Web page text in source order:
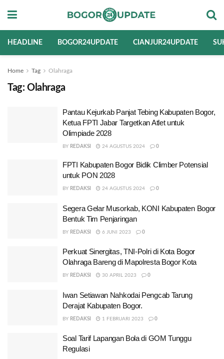
HEADLINE BOGOR24UPDATE CIANJUR24UPDATE
Home Tag Olahraga
Tag: Olahraga
Pantau Kejurkab Panjat Tebing Kabupaten Bogor,
Ketua FPTI Jabar Targetkan Atlet untuk
Olimpiade 2028
BY REDAKSI 24 AGUSTUS 2024 0
FPTI Kabupaten Bogor Bidik Climber Potensial
untuk PON 2028
BY REDAKSI 24 AGUSTUS 2024 0
Segera Gelar Musorkab, KONI Kabupaten Bogor
Bentuk Tim Penjaringan
BY REDAKSI 6 JUNI 2023 0
Perkuat Sinergitas, TNI-Polri di Kota Bogor
Olahraga Bareng di Mapolresta Bogor Kota
BY REDAKSI 30 APRIL 2023 0
Iwan Setiawan Nahkodai Pengcab Tarung
Derajat Kabupaten Bogor.
BY REDAKSI 1 FEBRUARI 2023 0
Soal Tarif Lapangan Bola di GOM Tunggu
Regulasi